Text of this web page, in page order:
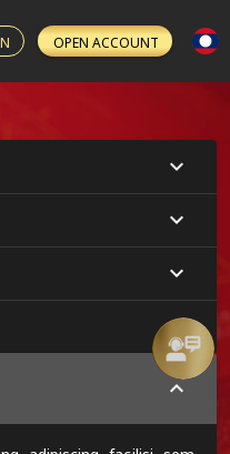
OPEN ACCOUNT